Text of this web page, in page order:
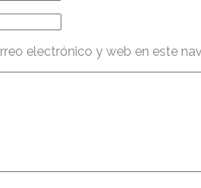
electrónico y web en este